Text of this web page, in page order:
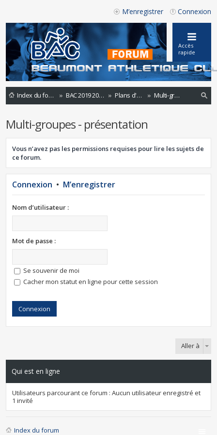
Connexion
M’enregistrer
Accès
rapide
Index du forum BAC 2019 2020 Plans d'entrainement saison 2019 - 2020
Multi-groupes - présentation
rc
he
Multi-groupes - présentation
Vous n’avez pas les permissions requises pour lire les sujets de
ce forum.
Connexion • M’enregistrer
Nom d’utilisateur :
Mot de passe :
Se souvenir de moi
Cacher mon statut en ligne pour cette session
Aller à
Qui est en ligne
Utilisateurs parcourant ce forum : Aucun utilisateur enregistré et
1 invité
Index du forum